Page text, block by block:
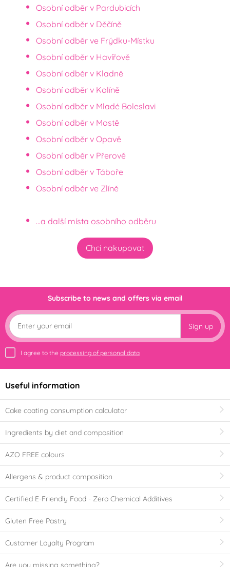
Osobní odběr v Pardubicích
Osobní odběr v Děčíně
Osobní odběr ve Frýdku-Místku
Osobní odběr v Havířově
Osobní odběr v Kladně
Osobní odběr v Kolíně
Osobní odběr v Mladé Boleslavi
Osobní odběr v Mostě
Osobní odběr v Opavě
Osobní odběr v Přerově
Osobní odběr v Táboře
Osobní odběr ve Zlíně
...a další místa osobního odběru
Chci nakupovat
Subscribe to news and offers via email
Sign up
I agree to the processing of personal data
Useful information
Cake coating consumption calculator
Ingredients by diet and composition
AZO FREE colours
Allergens & product composition
Certified E-Friendly Food - Zero Chemical Additives
Gluten Free Pastry
Customer Loyalty Program
Are you missing something?